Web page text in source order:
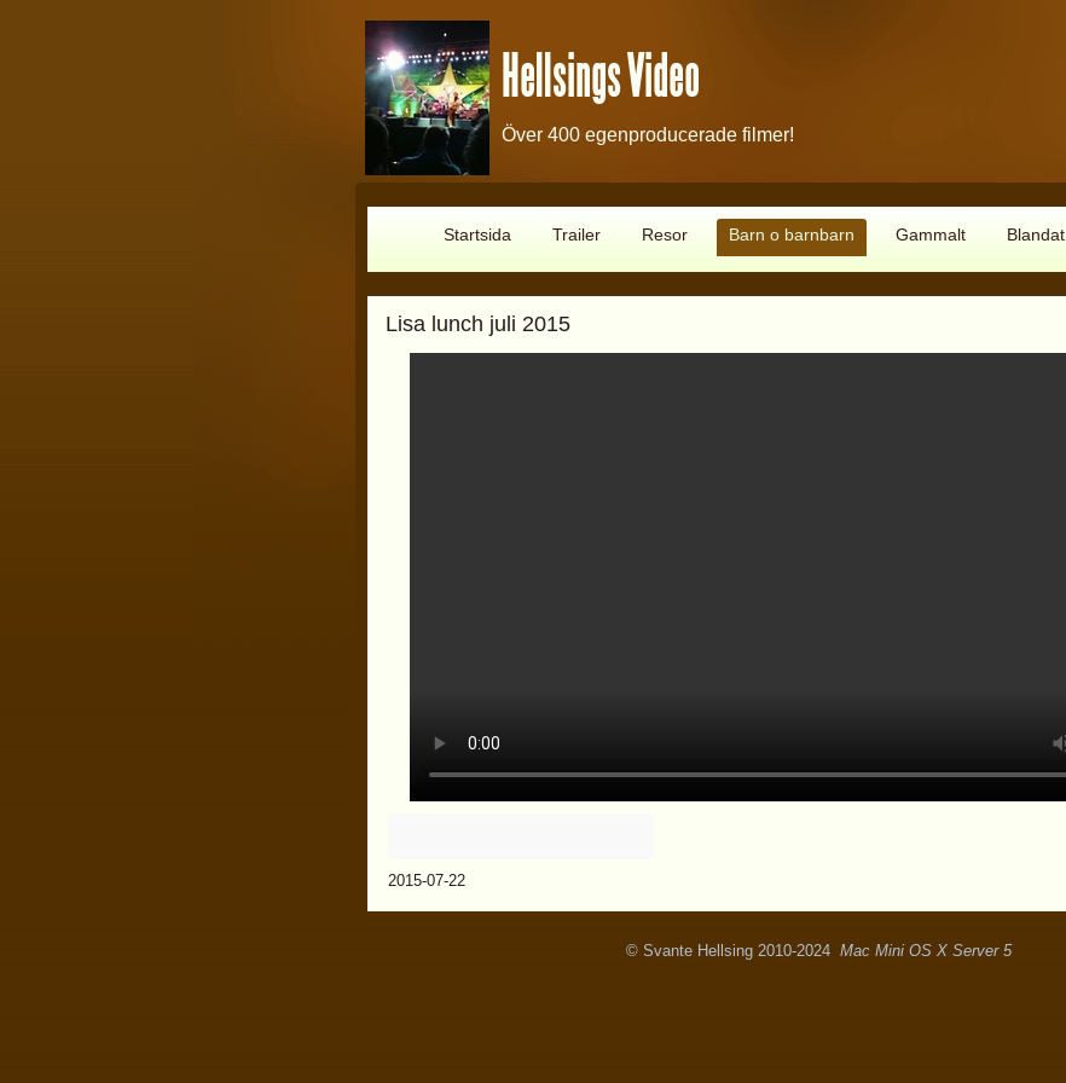
Hellsings Video
Över 400 egenproducerade filmer!
Startsida Trailer Resor Barn o barnbarn Gammalt Blandat
Lisa lunch juli 2015
2015-07-22
© Svante Hellsing 2010-2024 Mac Mini OS X Server 5